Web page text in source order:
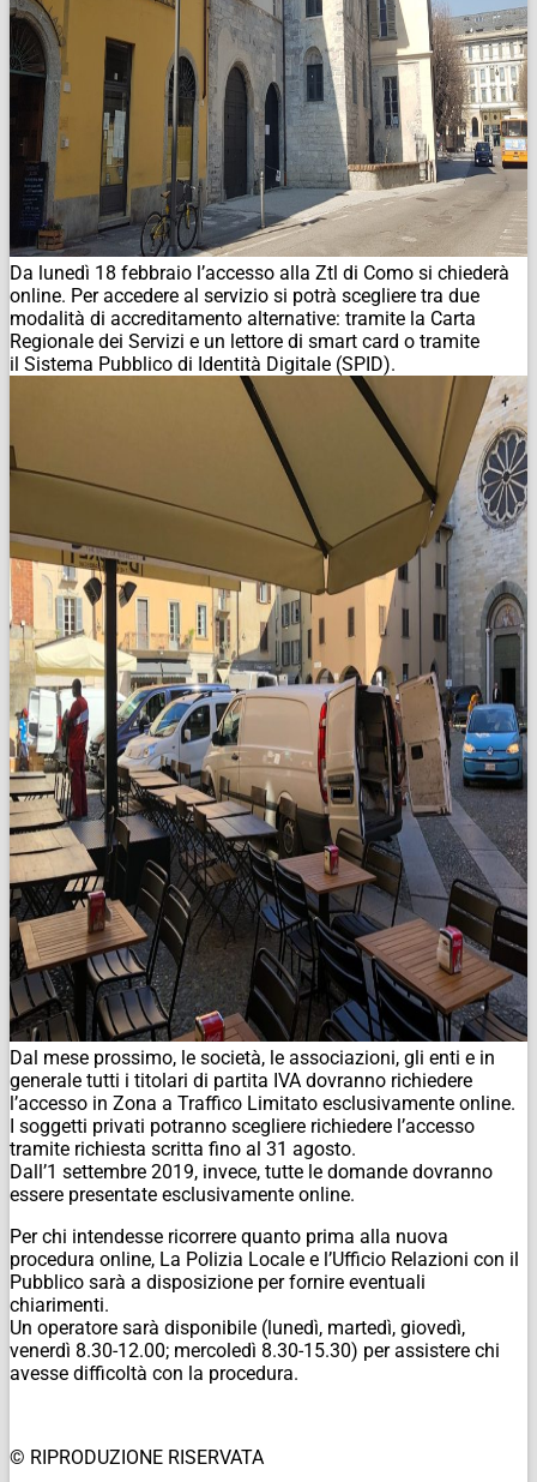
Da lunedì 18 febbraio l’accesso alla Ztl di Como si chiederà
online. Per accedere al servizio si potrà scegliere tra due
modalità di accreditamento alternative: tramite la Carta
Regionale dei Servizi e un lettore di smart card o tramite
il Sistema Pubblico di Identità Digitale (SPID).
Dal mese prossimo, le società, le associazioni, gli enti e in
generale tutti i titolari di partita IVA dovranno richiedere
l’accesso in Zona a Traffico Limitato esclusivamente online.
I soggetti privati potranno scegliere richiedere l’accesso
tramite richiesta scritta fino al 31 agosto.
Dall’1 settembre 2019, invece, tutte le domande dovranno
essere presentate esclusivamente online.
Per chi intendesse ricorrere quanto prima alla nuova
procedura online, La Polizia Locale e l’Ufficio Relazioni con il
Pubblico sarà a disposizione per fornire eventuali
chiarimenti.
Un operatore sarà disponibile (lunedì, martedì, giovedì,
venerdì 8.30-12.00; mercoledì 8.30-15.30) per assistere chi
avesse difficoltà con la procedura.
© RIPRODUZIONE RISERVATA